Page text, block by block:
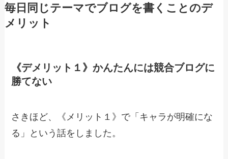
毎日同じテーマでブログを書くことのデ
メリット
《デメリット１》かんたんには競合ブログに
勝てない
さきほど、《メリット１》で「キャラが明確にな
る」という話をしました。